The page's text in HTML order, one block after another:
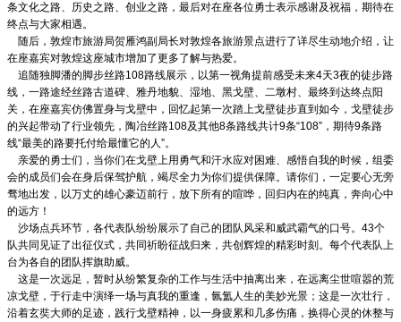
条文化之路、历史之路、创业之路，最后对在座各位勇士表示感谢及祝福，期待在
终点与大家相遇。
随后，敦煌市旅游局贺雁鸿副局长对敦煌各旅游景点进行了详尽生动地介绍，让
在座嘉宾对敦煌这座城市增加了更多了解与热爱。
追随独脚潘的脚步丝路108路线展示，以第一视角提前感受未来4天3夜的徒步路
线，一路途经丝路古道碑、雅丹地貌、湿地、黑戈壁、二墩村、最终到达终点阳
关，在座嘉宾仿佛置身与戈壁中，回忆起第一次踏上戈壁徒步直到如今，戈壁徒步
的兴起带动了行业领先，陶冶丝路108及其他8条路线共计9条“108”，期待9条路
线“最美的路要托付给最懂它的人”。
亲爱的勇士们，当你们在戈壁上用勇气和汗水应对困难、感悟自我的时候，组委
会的成员们会在身后保驾护航，竭尽全力为你们提供保障。请你们，一定要心无旁
骛地出发，以万丈的雄心豪迈前行，放下所有的喧哗，回归内在的纯真，奔向心中
的远方！
沙场点兵环节，各代表队纷纷展示了自己的团队风采和威武霸气的口号。43个
队共同见证了出征仪式，共同祈盼征战归来，共创辉煌的精彩时刻。每个代表队上
台为各自的团队挥旗助威。
这是一次远足，暂时从纷繁复杂的工作与生活中抽离出来，在远离尘世喧嚣的荒
凉戈壁，于行走中演绎一场与真我的重逢，氤氲人生的美妙光景；这是一次壮行，
沿着玄奘大师的足迹，践行戈壁精神，以一身疲累和几多伤痛，换得心灵的休整与